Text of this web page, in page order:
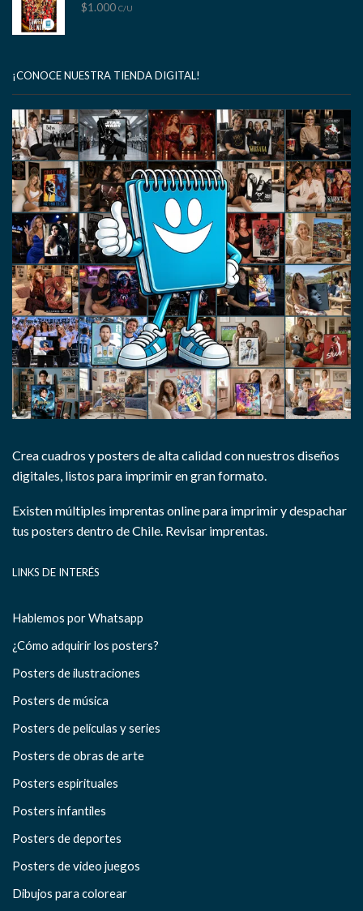
$1.000 C/U
¡CONOCE NUESTRA TIENDA DIGITAL!
Crea cuadros y posters de alta calidad con nuestros diseños
digitales, listos para imprimir en gran formato.
Existen múltiples imprentas online para imprimir y despachar
tus posters dentro de Chile. Revisar imprentas.
LINKS DE INTERÉS
Hablemos por Whatsapp
¿Cómo adquirir los posters?
Posters de ilustraciones
Posters de música
Posters de películas y series
Posters de obras de arte
Posters espirituales
Posters infantiles
Posters de deportes
Posters de video juegos
Dibujos para colorear